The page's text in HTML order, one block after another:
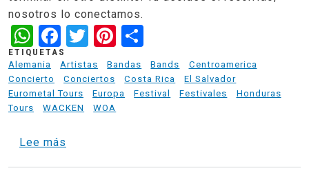
nosotros lo conectamos.
WhatsApp
Facebook
TwitterPinterest
ETIQUETAS
Alemania
Artistas Bandas Bands
Centroamerica
Concierto
Conciertos Costa Rica
El Salvador
Eurometal Tours
Europa Festival Festivales
Honduras
Tours
WACKEN WOA
Lee más